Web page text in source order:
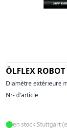
ÖLFLEX
Diamètre extérieure
Nr- d'article
en stock Stuttgart